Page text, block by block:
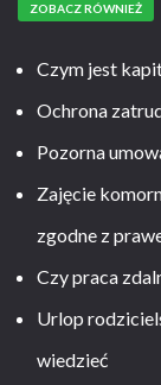
ZOBACZ RÓWNIEŻ
Czym jest
Ochrona
Pozorna
Zajęcie
zgodne z
Czy praca
Urlop
wiedzieć